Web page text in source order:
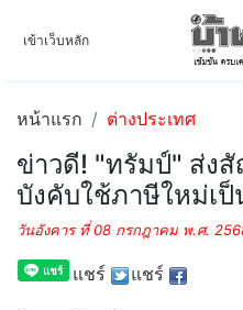
เข้าเว็บหลัก
หน้าแรก ต่างประเทศ
ข่าวดี! "ทรัมป์" ส่ง
บังคับใช้ภาษีใหม่เป็
วันอังคาร ที่ 08 กรกฎาคม พ.ศ.
แชร์ แชร์